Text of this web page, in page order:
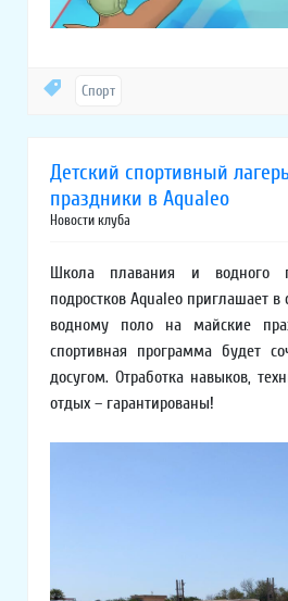
Спорт
Детский спортивный
праздники в Aqualeo
Новости клуба
Школа плавания и
подростков Aqualeo приглашает
водному поло на майские
спортивная программа будет
досугом. Отработка навыков,
отдых – гарантированы!